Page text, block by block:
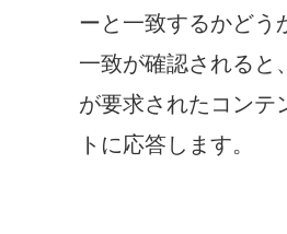
ーと一致するかどう
一致が確認されると、
が要求されたコンテ
トに応答します。